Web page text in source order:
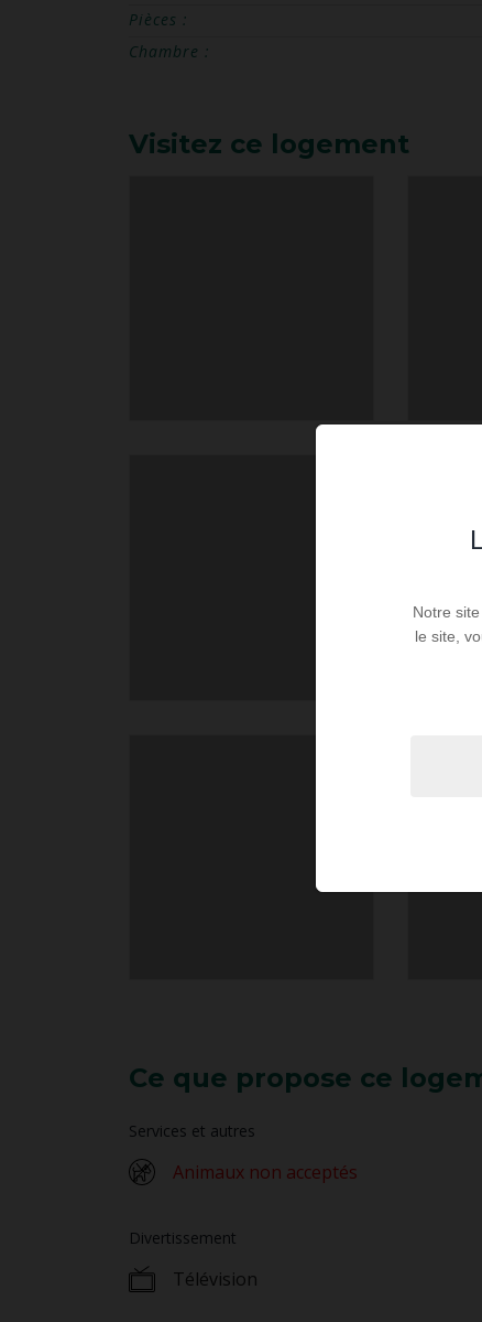
Pièces :
Chambre :
Visitez ce logement
Ce que propose ce
Services et autres
Animaux non acceptés
Divertissement
Télévision
Notre
le site,